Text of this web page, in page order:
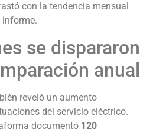
con la tendencia mensual
informe.
se dispararon
anual
reveló un aumento
del servicio eléctrico.
documentó 120